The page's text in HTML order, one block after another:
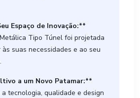
Espaço de Inovação:**
Tipo Túnel foi projetada
suas necessidades e ao seu
a um Novo Patamar:**
tecnologia, qualidade e design